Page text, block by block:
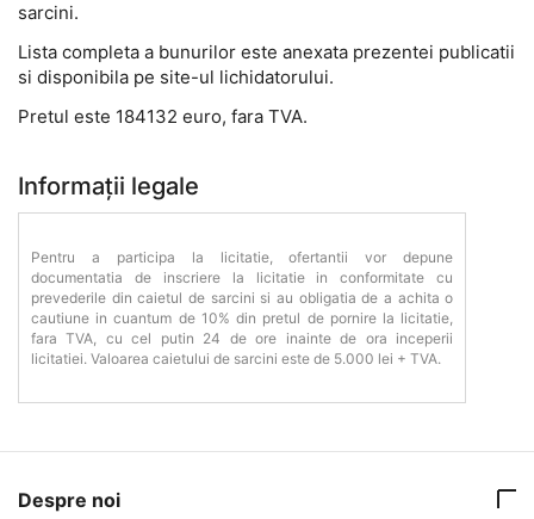
sarcini.
Lista completa a bunurilor este anexata prezentei publicatii
si disponibila pe site-ul lichidatorului.
Pretul este 184132 euro, fara TVA.
Informații legale
Pentru a participa la licitatie, ofertantii vor depune
documentatia de inscriere la licitatie in conformitate cu
prevederile din caietul de sarcini si au obligatia de a achita o
cautiune in cuantum de 10% din pretul de pornire la licitatie,
fara TVA, cu cel putin 24 de ore inainte de ora inceperii
licitatiei. Valoarea caietului de sarcini este de 5.000 lei + TVA.
Despre noi